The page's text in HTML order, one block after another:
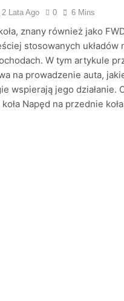
2 Lata Ago 0 6 Mins
znany również jako
stosowanych układów
W tym artykule
na prowadzenie auta,
wspierają jego działanie.
Napęd na przednie